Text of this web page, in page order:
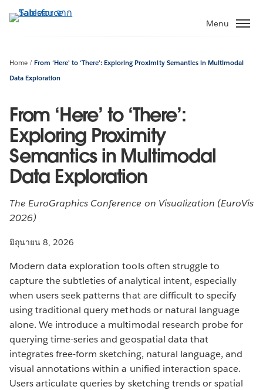
ไป
หลัก
Menu
Home
From ‘Here’ to ‘There’: Exploring Proximity Semantics in Multimodal
Data Exploration
From ‘Here’ to ‘There’:
Exploring Proximity
Semantics in Multimodal
Data Exploration
The EuroGraphics Conference on Visualization (EuroVis
2026)
มิถุนายน 8, 2026
Modern data exploration tools often struggle to
capture the subtleties of analytical intent, especially
when users seek patterns that are difficult to specify
using traditional query methods or natural language
alone. We introduce a multimodal research probe for
querying time-series and geospatial data that
integrates free-form sketching, natural language, and
visual annotations within a unified interaction space.
Users articulate queries by sketching trends or spatial